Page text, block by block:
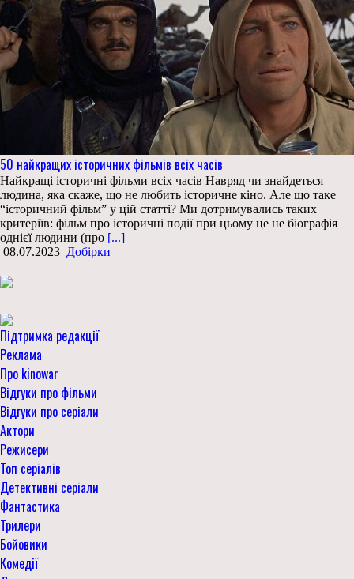
50 найкращих історичних фільмів всіх часів
Найкращі історичні фільми всіх часів Навряд чи знайдеться
людина, яка скаже, що не любить історичне кіно. Але що таке
“історичний фільм” у цій статті? Ми дотримувались таких
критеріїв: фільм про історичні події при цьому це не біографія
однієї людини (про [...]
08.07.2023 Добірки
Підтримка редакції
Реклама
Про kinowar
Відгуки про фільми
Відгуки про серіали
Актори
Режисери
Топ серіалів
Детективні серіали
Фантастика
Трилери
Бойовики
Комедії